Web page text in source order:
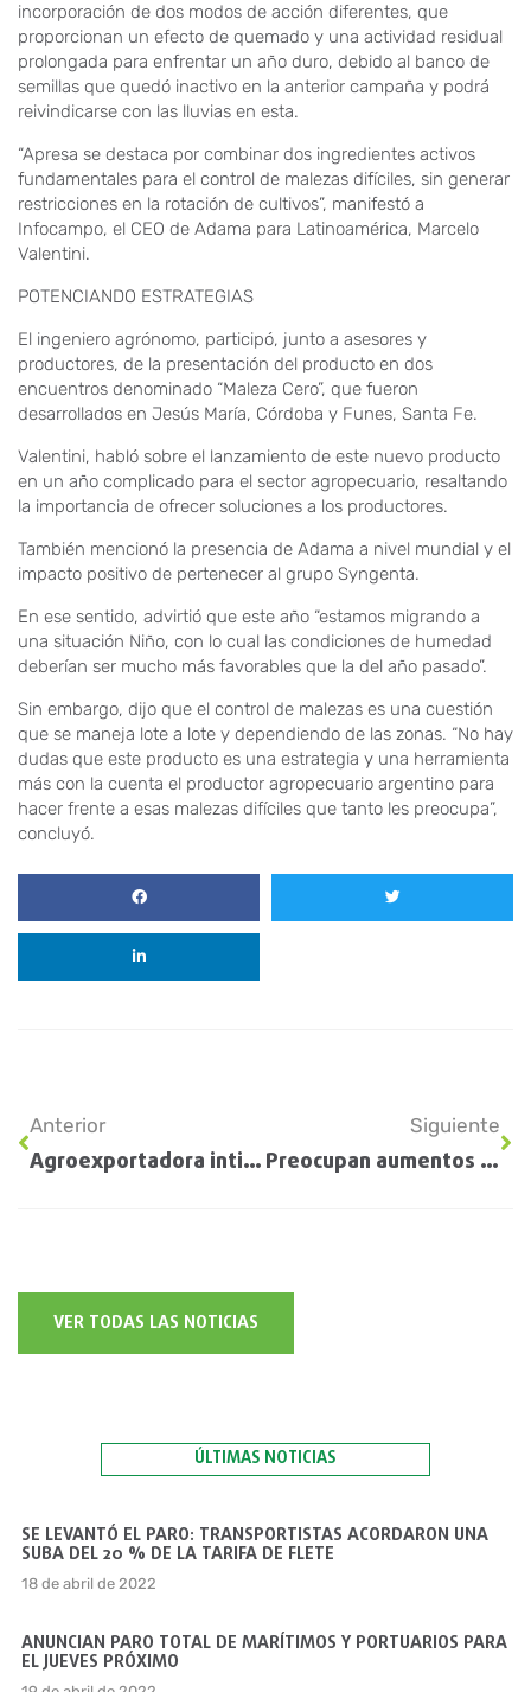
incorporación de dos modos de acción diferentes, que
proporcionan un efecto de quemado y una actividad residual
prolongada para enfrentar un año duro, debido al banco de
semillas que quedó inactivo en la anterior campaña y podrá
reivindicarse con las lluvias en esta.
“Apresa se destaca por combinar dos ingredientes activos
fundamentales para el control de malezas difíciles, sin generar
restricciones en la rotación de cultivos”, manifestó a
Infocampo, el CEO de Adama para Latinoamérica, Marcelo
Valentini.
POTENCIANDO ESTRATEGIAS
El ingeniero agrónomo, participó, junto a asesores y
productores, de la presentación del producto en dos
encuentros denominado “Maleza Cero”, que fueron
desarrollados en Jesús María, Córdoba y Funes, Santa Fe.
Valentini, habló sobre el lanzamiento de este nuevo producto
en un año complicado para el sector agropecuario, resaltando
la importancia de ofrecer soluciones a los productores.
También mencionó la presencia de Adama a nivel mundial y el
impacto positivo de pertenecer al grupo Syngenta.
En ese sentido, advirtió que este año “estamos migrando a
una situación Niño, con lo cual las condiciones de humedad
deberían ser mucho más favorables que la del año pasado”.
Sin embargo, dijo que el control de malezas es una cuestión
que se maneja lote a lote y dependiendo de las zonas. “No hay
dudas que este producto es una estrategia y una herramienta
más con la cuenta el productor agropecuario argentino para
hacer frente a esas malezas difíciles que tanto les preocupa”,
concluyó.
Anterior
Agroexportadora intimada a pagar $2.000 millones
Siguiente
Preocupan aumentos de precio y escasez de oferta en insumos para el agro
VER TODAS LAS NOTICIAS
ÚLTIMAS NOTICIAS
SE LEVANTÓ EL PARO: TRANSPORTISTAS ACORDARON UNA
SUBA DEL 20 % DE LA TARIFA DE FLETE
18 de abril de 2022
ANUNCIAN PARO TOTAL DE MARÍTIMOS Y PORTUARIOS PARA
EL JUEVES PRÓXIMO